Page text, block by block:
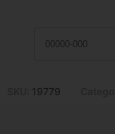
10x de R$ 5,10
19779